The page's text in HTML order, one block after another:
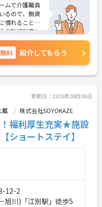
ムで介護職員
るので、無資
慣れることが
年勤続制度も
ご興味のある
、お気軽に
無料 紹介してもらう
更新日：2026年08月06日
風 株式会社SOYOKAZE
！福利厚生充実★施設
ショートステイ】
12-2
旭川)「江別駅」徒歩5